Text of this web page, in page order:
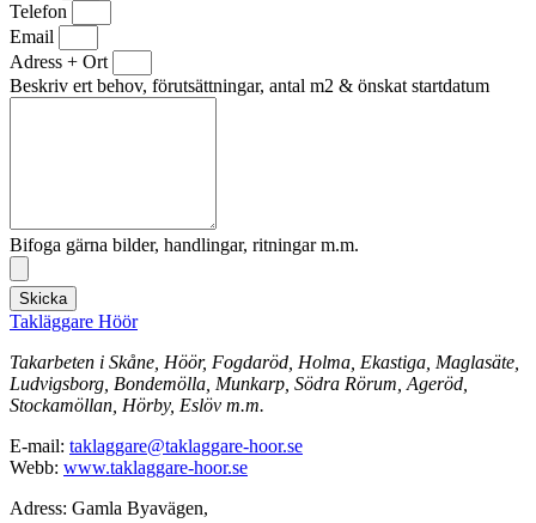
Telefon
Email
Adress + Ort
Beskriv ert behov, förutsättningar, antal m2 & önskat startdatum
Bifoga gärna bilder, handlingar, ritningar m.m.
Skicka
Takläggare Höör
Takarbeten i Skåne, Höör, Fogdaröd, Holma, Ekastiga, Maglasäte,
Ludvigsborg, Bondemölla, Munkarp, Södra Rörum, Ageröd,
Stockamöllan, Hörby, Eslöv m.m.
E-mail: taklaggare@taklaggare-hoor.se
Webb: www.taklaggare-hoor.se
Adress: Gamla Byavägen,